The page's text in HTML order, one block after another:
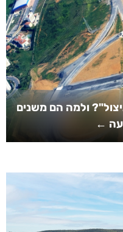
ולמה הם משנים
←